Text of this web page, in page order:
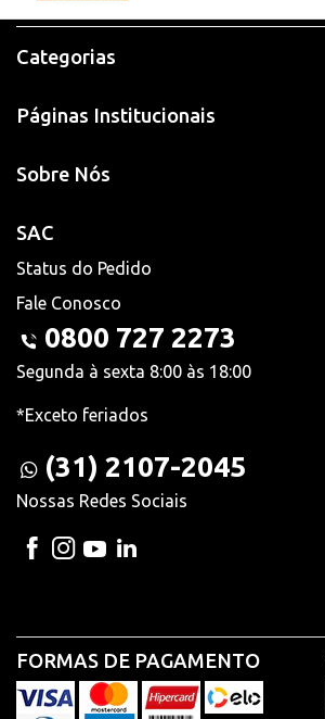
Categorias
Páginas Institucionais
Sobre Nós
SAC
Status do Pedido
Fale Conosco
0800 727 2273
Segunda à sexta 8:00 às 18:00
*Exceto feriados
(31) 2107-2045
Nossas Redes Sociais
FORMAS DE PAGAMENTO